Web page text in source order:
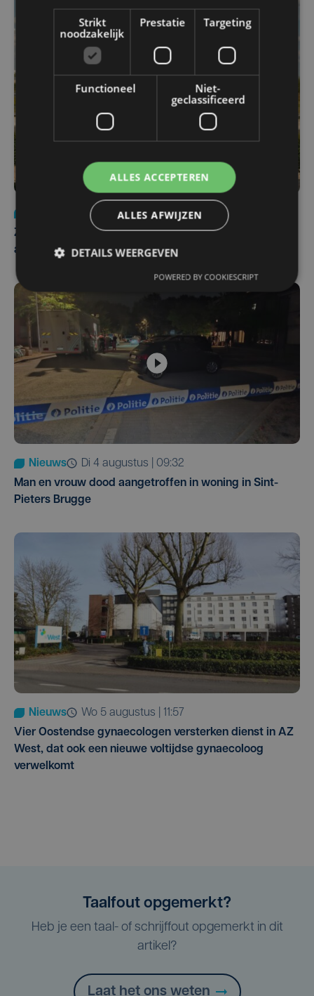
Update
za 1 augustus | 17:21
Zwaar ongeval op E403 in Izegem: drie rijstroken
afgesloten
Nieuws
di 4 augustus | 09:32
Man en vrouw dood aangetroffen in woning in Sint-
Pieters Brugge
Nieuws
wo 5 augustus | 11:57
Vier Oostendse gynaecologen versterken dienst in AZ
West, dat ook een nieuwe voltijdse gynaecoloog
verwelkomt
Taalfout opgemerkt?
Heb je een taal- of schrijffout opgemerkt in dit
artikel?
Laat het ons weten
Strikt
noodzakelijk
Prestatie Targeting
Functioneel
Niet-
geclassificeerd
ALLES ACCEPTEREN
ALLES AFWIJZEN
DETAILS WEERGEVEN
POWERED BY COOKIESCRIPT